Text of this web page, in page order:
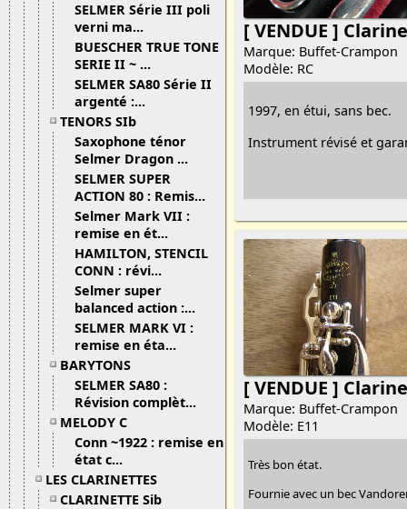
SELMER Série III poli
verni ma...
BUESCHER TRUE TONE
SERIE II ~ ...
SELMER SA80 Série II
argenté :...
TENORS SIb
Saxophone ténor
Selmer Dragon ...
SELMER SUPER
ACTION 80 : Remis...
Selmer Mark VII :
remise en ét...
HAMILTON, STENCIL
CONN : révi...
Selmer super
balanced action :...
SELMER MARK VI :
remise en éta...
BARYTONS
SELMER SA80 :
Révision complèt...
MELODY C
Conn ~1922 : remise en
état c...
LES CLARINETTES
CLARINETTE Sib
[ VENDUE ]
Marque: Buffet-Crampon
Modèle: RC
1997, en étui, sans bec.
Instrument révisé et
[ VENDUE ]
Marque: Buffet-Crampon
Modèle: E11
Très bon état.
Fournie avec un bec